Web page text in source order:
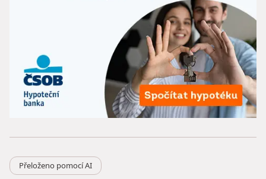
Přeloženo pomocí AI